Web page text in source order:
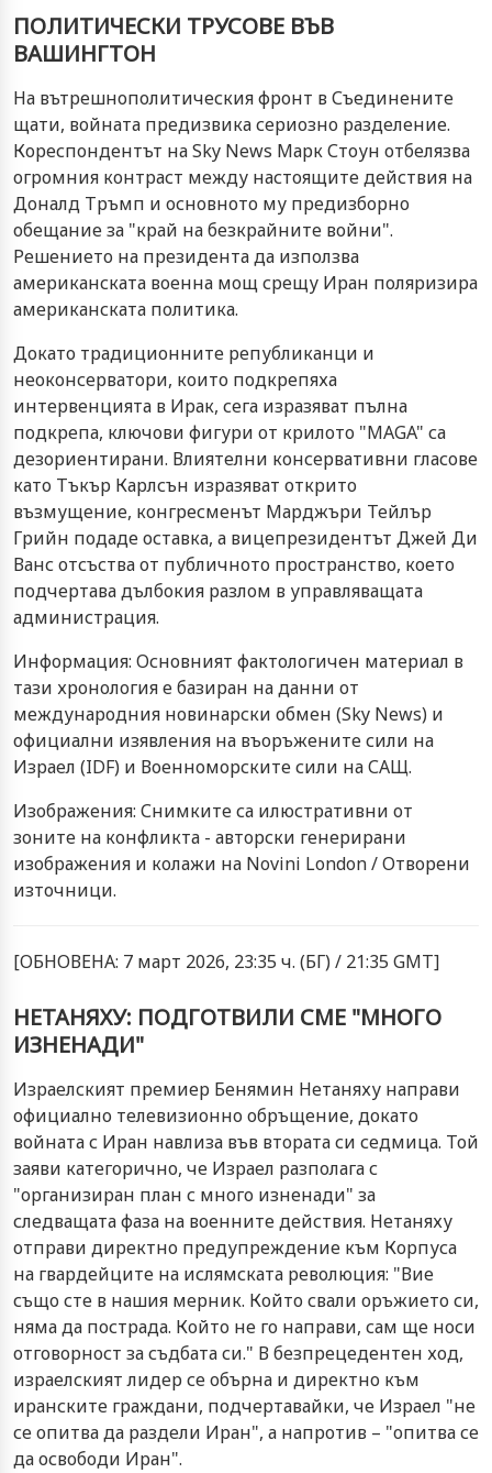
ПОЛИТИЧЕСКИ ТРУСОВЕ ВЪВ
ВАШИНГТОН
На вътрешнополитическия фронт в Съединените
щати, войната предизвика сериозно разделение.
Кореспондентът на Sky News Марк Стоун отбелязва
огромния контраст между настоящите действия на
Доналд Тръмп и основното му предизборно
обещание за "край на безкрайните войни".
Решението на президента да използва
американската военна мощ срещу Иран поляризира
американската политика.
Докато традиционните републиканци и
неоконсерватори, които подкрепяха
интервенцията в Ирак, сега изразяват пълна
подкрепа, ключови фигури от крилото "MAGA" са
дезориентирани. Влиятелни консервативни гласове
като Тъкър Карлсън изразяват открито
възмущение, конгресменът Марджъри Тейлър
Грийн подаде оставка, а вицепрезидентът Джей Ди
Ванс отсъства от публичното пространство, което
подчертава дълбокия разлом в управляващата
администрация.
Информация: Основният фактологичен материал в
тази хронология е базиран на данни от
международния новинарски обмен (Sky News) и
официални изявления на въоръжените сили на
Израел (IDF) и Военноморските сили на САЩ.
Изображения: Снимките са илюстративни от
зоните на конфликта - авторски генерирани
изображения и колажи на Novini London / Отворени
източници.
[ОБНОВЕНА: 7 март 2026, 23:35 ч. (БГ) / 21:35 GMT]
НЕТАНЯХУ: ПОДГОТВИЛИ СМЕ "МНОГО
ИЗНЕНАДИ"
Израелският премиер Бенямин Нетаняху направи
официално телевизионно обръщение, докато
войната с Иран навлиза във втората си седмица. Той
заяви категорично, че Израел разполага с
"организиран план с много изненади" за
следващата фаза на военните действия. Нетаняху
отправи директно предупреждение към Корпуса
на гвардейците на ислямската революция: "Вие
също сте в нашия мерник. Който свали оръжието си,
няма да пострада. Който не го направи, сам ще носи
отговорност за съдбата си." В безпрецедентен ход,
израелският лидер се обърна и директно към
иранските граждани, подчертавайки, че Израел "не
се опитва да раздели Иран", а напротив – "опитва се
да освободи Иран".